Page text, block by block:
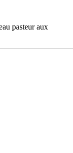
pasteur aux